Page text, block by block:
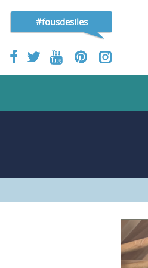
#fousdesiles